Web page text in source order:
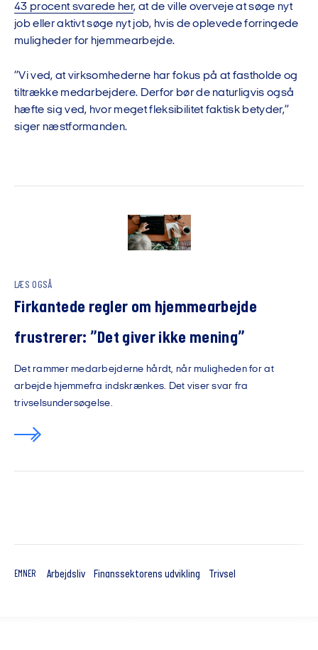
43 procent svarede her, at de ville overveje at søge nyt
job eller aktivt søge nyt job, hvis de oplevede forringede
muligheder for hjemmearbejde.
”Vi ved, at virksomhederne har fokus på at fastholde og
tiltrække medarbejdere. Derfor bør de naturligvis også
hæfte sig ved, hvor meget fleksibilitet faktisk betyder,”
siger næstformanden.
LÆS OGSÅ
Firkantede regler om hjemmearbejde
frustrerer: ”Det giver ikke mening”
Det rammer medarbejderne hårdt, når muligheden for at
arbejde hjemmefra indskrænkes. Det viser svar fra
trivselsundersøgelse.
EMNER Arbejdsliv Finanssektorens udvikling Trivsel